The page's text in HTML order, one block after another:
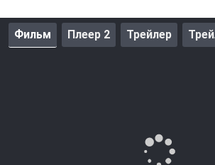
Арнольду не остается другого
пристроить свою подругу в пьесу.
Фильм Плеер 2 Трейлер